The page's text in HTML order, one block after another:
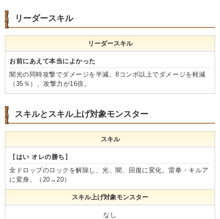
リーダースキル
リーダースキル
お前にあえて本当によかった
闇光の同時攻撃でダメージを半減。8コンボ以上でダメージを軽減
（35％）、攻撃力が16倍。
スキルとスキル上げ対象モンスター
スキル
【 はい オレの勝ち 】
全ドロップのロックを解除し、光、闇、回復に変化。雷拳・キルア
に変身。（20→20）
スキル上げ対象モンスター
なし